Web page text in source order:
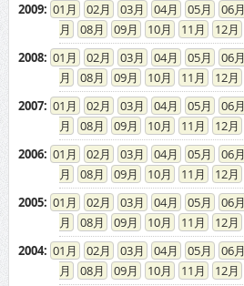
2009: 01 02 03 04 05 06
08
09 10 11
12
2008: 01 02 03 04 05 06
08
09 10 11
12
2007: 01 02 03 04 05 06
08
09 10 11
12
2006: 01 02 03 04 05 06
08
09 10 11
12
2005: 01 02 03 04 05 06
08
09 10 11
12
2004: 01 02 03 04 05 06
08
09 10 11
12